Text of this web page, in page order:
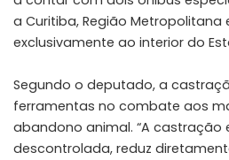
a Curitiba, Região
exclusivamente ao interior do
Segundo o deputado, a
ferramentas no combate aos
abandono animal. “A castração
descontrolada, reduz